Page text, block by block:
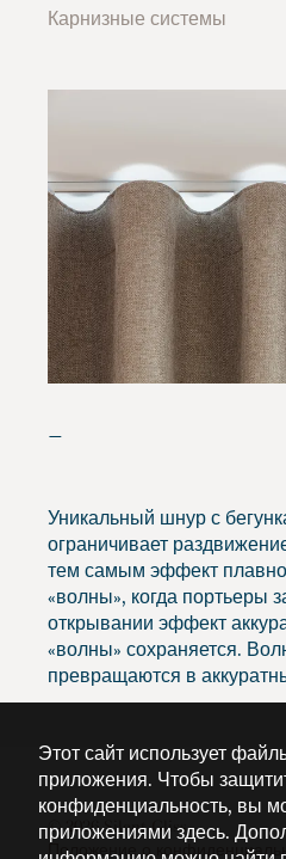
Карнизные системы
—
Уникальный шнур с
ограничивает
тем самым эффект
«волны», когда портьеры
открывании эффект
«волны» сохраняется.
превращаются в
© 2026 Silent Gliss
Положение о
Этот сайт использует
приложения. Чтобы
конфиденциальность, вы
приложениями здесь.